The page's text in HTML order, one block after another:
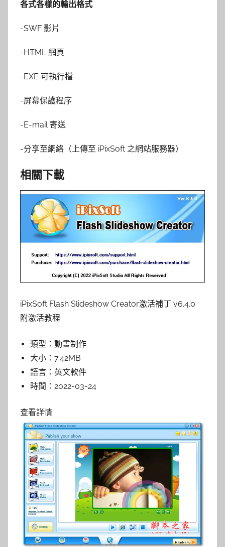
各式各樣的輸出格式
-SWF 影片
-HTML 網頁
-EXE 可執行檔
-屏幕保護程序
-E-mail 寄送
-分享至網絡（上傳至 iPixSoft 之網站服務器）
相關下載
iPixSoft Flash Slideshow Creator激活補丁 v6.4.0
附激活教程
類型： 動畫制作
大小： 7.42MB
語言： 英文軟件
時間： 2022-03-24
查看詳情